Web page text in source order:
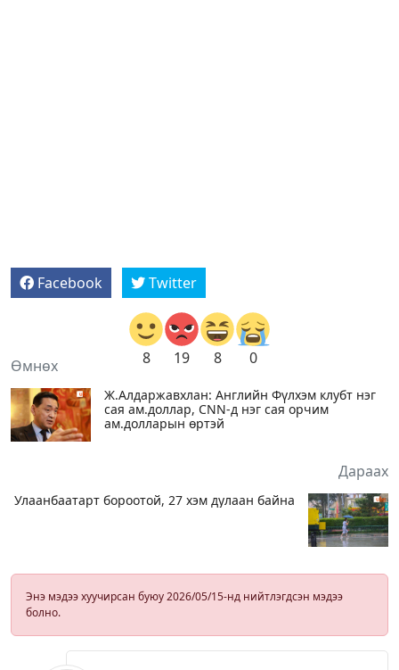
Facebook Twitter
8 19 8 0
Өмнөх
Ж.Алдаржавхлан: Английн Фүлхэм клубт нэг
сая ам.доллар, CNN-д нэг сая орчим
ам.долларын өртэй
Дараах
Улаанбаатарт бороотой, 27 хэм дулаан байна
Энэ мэдээ хуучирсан буюу 2026/05/15-нд нийтлэгдсэн мэдээ
болно.